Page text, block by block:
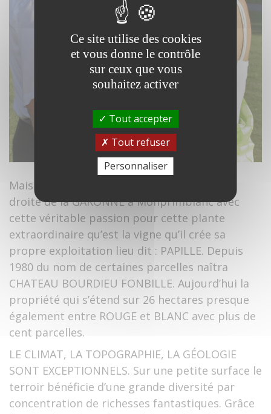
Mais c’est plus près de Bordeaux sur la rive
droite de la GARONNE à Monprimblanc avec
cette véritable passion pour cette plante
extraordinaire qu’est la vigne qu’il crée sa
propre exploitation lieu dit : PAPILLE. Depuis
1980 du nom de certaines parcelles naîtra
CHATEAU BOURDIEU FONBILLE. Aujourd’hui la
propriété qui s’étend sur 26 hectares presque
également entre ROUGE et BLANC avec plus de
cent parcelles.
LE CLIMAT, LA TOPOGRAPHIE, LA GÉOLOGIE
SONT EXCEPTIONNELS. Sur une petite surface le
terroir bénéficie d’une grande diversité par
concentration de richesses fantastiques. Grâce
Ce site utilise des cookies
et vous donne le contrôle
sur ceux que vous
souhaitez activer
Tout accepter
Tout refuser
Personnaliser